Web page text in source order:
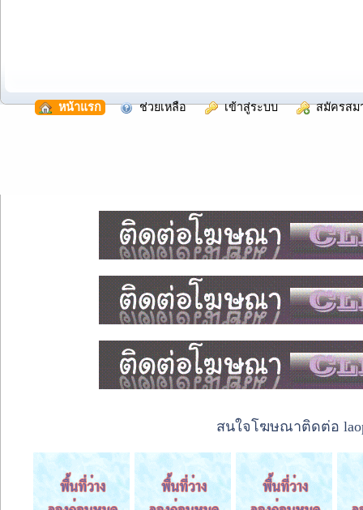
หน้าแรก ช่วยเหลือ เข้าสู่ระบบ สมัครสม
สนใจโฆษณาติดต่อ